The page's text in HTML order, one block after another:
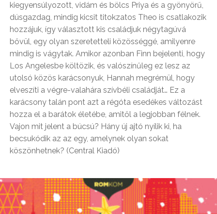
kiegyensúlyozott, vidám és bölcs Priya és a gyönyörű,
dúsgazdag, mindig kicsit titokzatos Theo is csatlakozik
hozzájuk, így választott kis családjuk négytagúvá
bővül, egy olyan szeretetteli közösséggé, amilyenre
mindig is vágytak. Amikor azonban Finn bejelenti, hogy
Los Angelesbe költözik, és valószínűleg ez lesz az
utolsó közös karácsonyuk, Hannah megrémül, hogy
elveszíti a végre-valahára szívbéli családját… Ez a
karácsony talán pont azt a régóta esedékes változást
hozza el a barátok életébe, amitől a legjobban félnek.
Vajon mit jelent a búcsú? Hány új ajtó nyílik ki, ha
becsukódik az az egy, amelynek olyan sokat
köszönhetnek? (Central Kiadó)